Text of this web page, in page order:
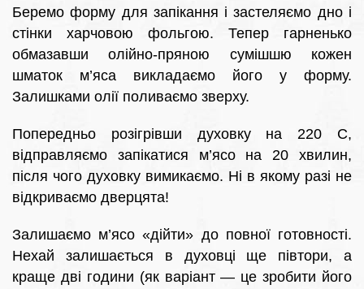
Беремо форму для запікання і застеляємо дно і
стінки харчовою фольгою. Тепер гарненько
обмазавши олійно-пряною сумішшю кожен
шматок м’яса викладаємо його у форму.
Залишками олії поливаємо зверху.
Попередньо розігрівши духовку на 220 С,
відправляємо запікатися м’ясо на 20 хвилин,
після чого духовку вимикаємо. Ні в якому разі не
відкриваємо дверцята!
Залишаємо м’ясо «дійти» до повної готовності.
Нехай залишається в духовці ще півтори, а
краще дві години (як варіант — це зробити його